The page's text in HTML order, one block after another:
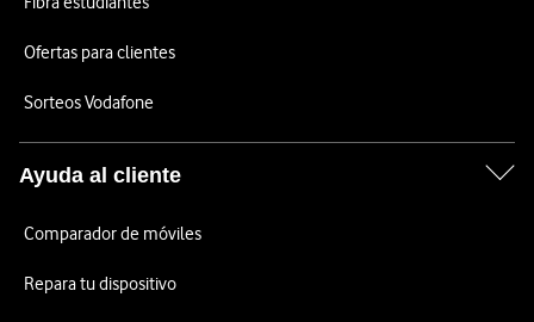
Ofertas para clientes
Sorteos Vodafone
Ayuda al cliente
Comparador de móviles
Repara tu dispositivo